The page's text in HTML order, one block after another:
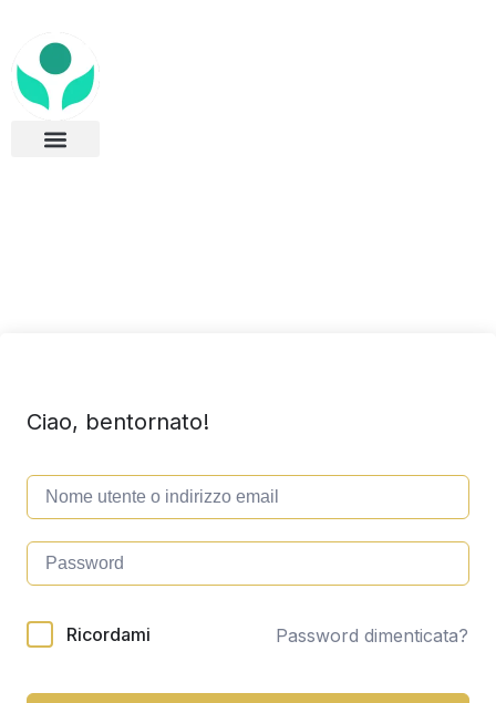
Ciao, bentornato!
Alternative:Ricordami Password dimenticata?